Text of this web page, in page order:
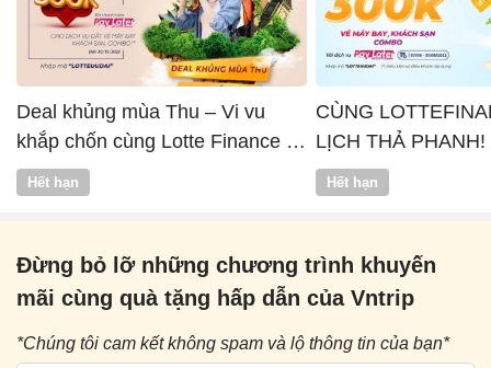
Deal khủng mùa Thu – Vi vu
khắp chốn cùng Lotte Finance x
Vntrip
Hết hạn
CÙNG
LỊCH THẢ PHANH!
Hết hạn
Đừng bỏ lỡ những chương trình khuyến
mãi cùng quà tặng hấp dẫn của Vntrip
*Chúng tôi cam kết không spam và lộ thông tin của bạn*